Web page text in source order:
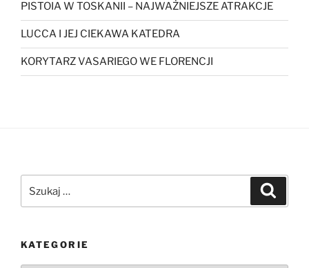
PISTOIA W TOSKANII – NAJWAŻNIEJSZE ATRAKCJE
LUCCA I JEJ CIEKAWA KATEDRA
KORYTARZ VASARIEGO WE FLORENCJI
KATEGORIE